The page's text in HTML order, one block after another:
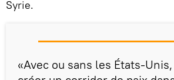
Syrie.
«Avec ou sans les États-